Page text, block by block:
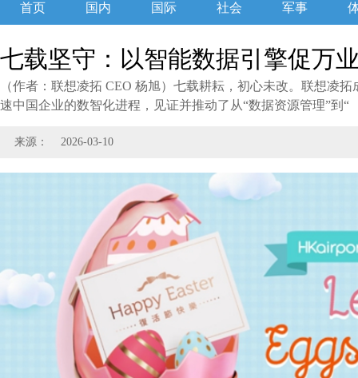
首页 国内 国际 社会 军事
七载坚守：以智能数据引擎促万
（作者：联想凌拓 CEO 杨旭）七载耕耘，初心未改。联想凌
速中国企业的数智化进程，见证并推动了从“数据资源管理”到“
来源： 2026-03-10